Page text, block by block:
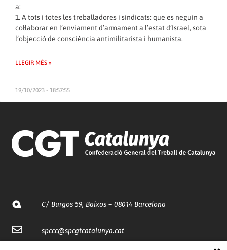
a:
1. A tots i totes les treballadores i sindicats: que es neguin a
col·laborar en l’enviament d’armament a l’estat d’Israel, sota
l’objecció de consciència antimilitarista i humanista.
LLEGIR MÉS »
19/10/2023 - 18:57:55
C/ Burgos 59, Baixos – 08014 Barcelona
spccc@spcgtcatalunya.cat